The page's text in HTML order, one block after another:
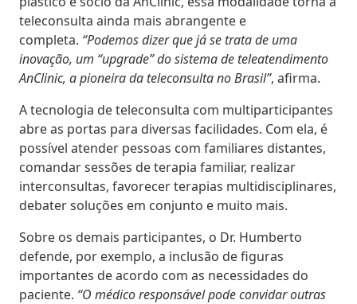
teleconsulta ainda mais abrangente e
completa. “Podemos dizer que já se trata de uma
inovação, um “upgrade” do sistema de teleatendimento
AnClinic, a pioneira da teleconsulta no Brasil”, afirma.
A tecnologia de teleconsulta com multiparticipantes
abre as portas para diversas facilidades. Com ela, é
possível atender pessoas com familiares distantes,
comandar sessões de terapia familiar, realizar
interconsultas, favorecer terapias multidisciplinares,
debater soluções em conjunto e muito mais.
Sobre os demais participantes, o Dr. Humberto
defende, por exemplo, a inclusão de figuras
importantes de acordo com as necessidades do
paciente. “O médico responsável pode convidar outras